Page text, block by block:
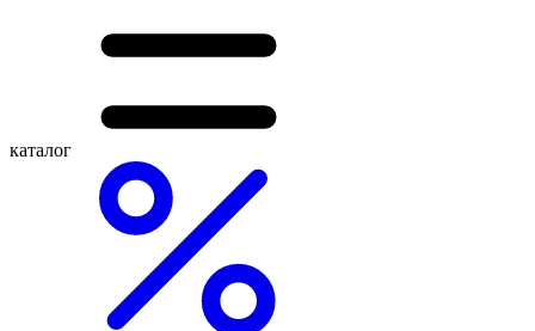
каталог